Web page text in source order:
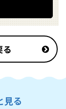
る
見る